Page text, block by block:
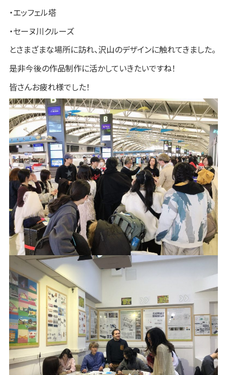
・エッフェル塔
・セーヌ川クルーズ
とさまざまな場所に訪れ、沢山のデザインに触れてきました。
是非今後の作品制作に活かしていきたいですね！
皆さんお疲れ様でした！